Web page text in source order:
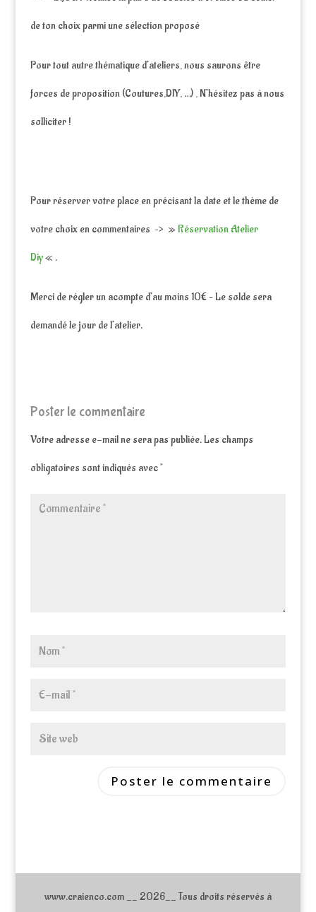
de ton choix parmi une sélection proposé
Pour tout autre thématique d’ateliers, nous saurons être
forces de proposition (Coutures,DIY, …) , N’hésitez pas à nous
solliciter !
Pour réserver votre place en précisant la date et le thème de
votre choix en commentaires –> »Réservation Atelier
Diy« .
Merci de régler un acompte d’au moins 10€ – Le solde sera
demandé le jour de l’atelier.
Poster le commentaire
Votre adresse e-mail ne sera pas publiée.Les champs
obligatoires sont indiqués avec*
www.craienco.com __ 2026__ Tous droits réservés à